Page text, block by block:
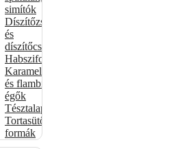
simítók
Díszítőzsákok
és
díszítőcsövek
Habszifonok
Karamellizáló
és flambírozó
égők
Tésztalapok
Tortasütő
formák